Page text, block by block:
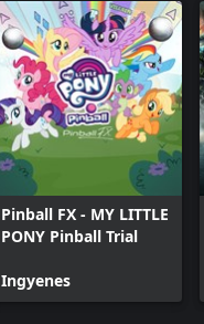
Pinball FX - MY LITTLE
PONY Pinball Trial
Ingyenes